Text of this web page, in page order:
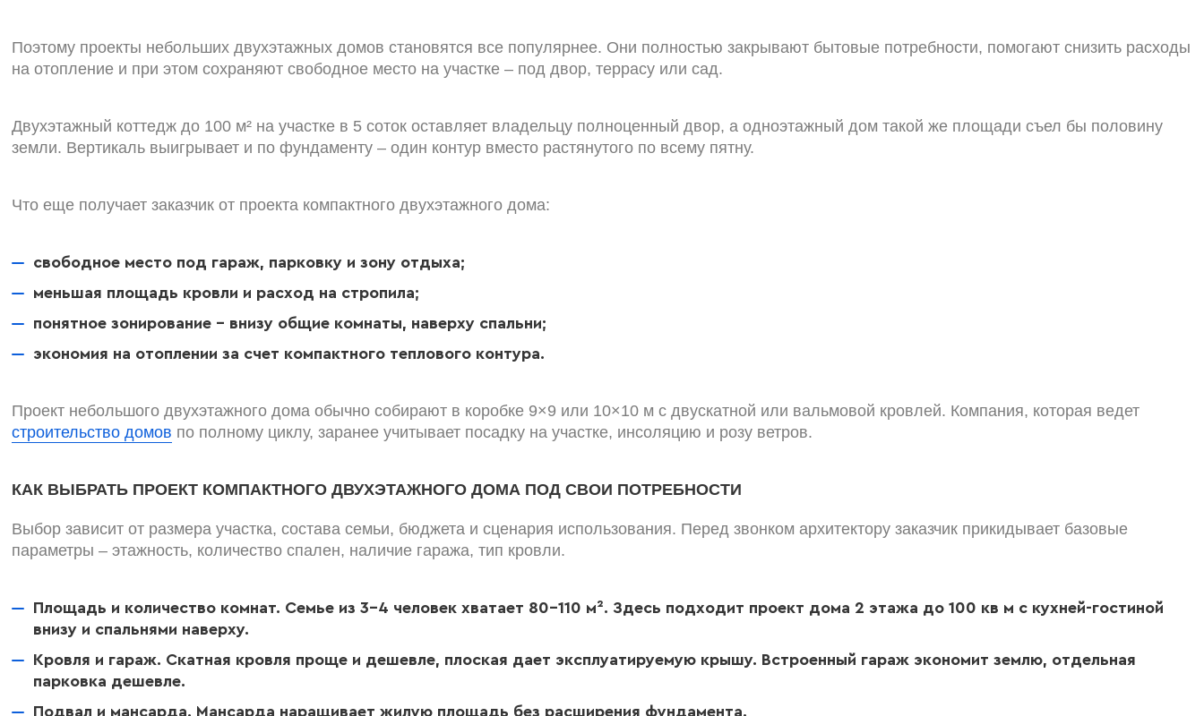
Поэтому проекты небольших двухэтажных домов становятся все популярнее. Они полностью закрывают бытовые потребности, помогают снизить расходы
на отопление и при этом сохраняют свободное место на участке – под двор, террасу или сад.
Двухэтажный коттедж до 100 м² на участке в 5 соток оставляет владельцу полноценный двор, а одноэтажный дом такой же площади съел бы половину
земли. Вертикаль выигрывает и по фундаменту – один контур вместо растянутого по всему пятну.
Что еще получает заказчик от проекта компактного двухэтажного дома:
свободное место под гараж, парковку и зону отдыха;
меньшая площадь кровли и расход на стропила;
понятное зонирование – внизу общие комнаты, наверху спальни;
экономия на отоплении за счет компактного теплового контура.
Проект небольшого двухэтажного дома обычно собирают в коробке 9×9 или 10×10 м с двускатной или вальмовой кровлей. Компания, которая ведет
строительство домов по полному циклу, заранее учитывает посадку на участке, инсоляцию и розу ветров.
КАК ВЫБРАТЬ ПРОЕКТ КОМПАКТНОГО ДВУХЭТАЖНОГО ДОМА ПОД СВОИ ПОТРЕБНОСТИ
Выбор зависит от размера участка, состава семьи, бюджета и сценария использования. Перед звонком архитектору заказчик прикидывает базовые
параметры – этажность, количество спален, наличие гаража, тип кровли.
Площадь и количество комнат. Семье из 3-4 человек хватает 80-110 м². Здесь подходит проект дома 2 этажа до 100 кв м с кухней-гостиной
внизу и спальнями наверху.
Кровля и гараж. Скатная кровля проще и дешевле, плоская дает эксплуатируемую крышу. Встроенный гараж экономит землю, отдельная
парковка дешевле.
Подвал и мансарда. Мансарда наращивает жилую площадь без расширения фундамента.